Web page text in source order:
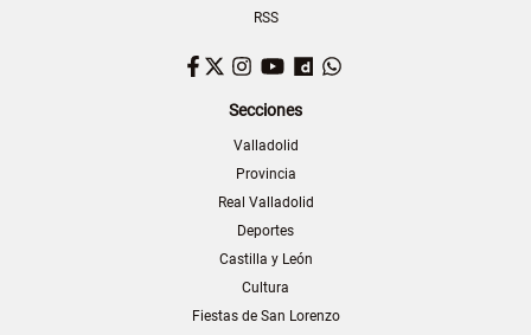
RSS
Facebook
TwitterInstagram
YouTubeDailymotion
Secciones
Valladolid
Provincia
Real Valladolid
Deportes
Castilla y León
Cultura
Fiestas de San Lorenzo